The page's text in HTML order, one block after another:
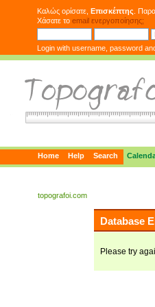
Καλώς ορίσατε, Επισκέπτης .
Χάσατε το email ενεργοποίησης;
Login with username, password
Home Help Search
topografoi.com
Database
Please try